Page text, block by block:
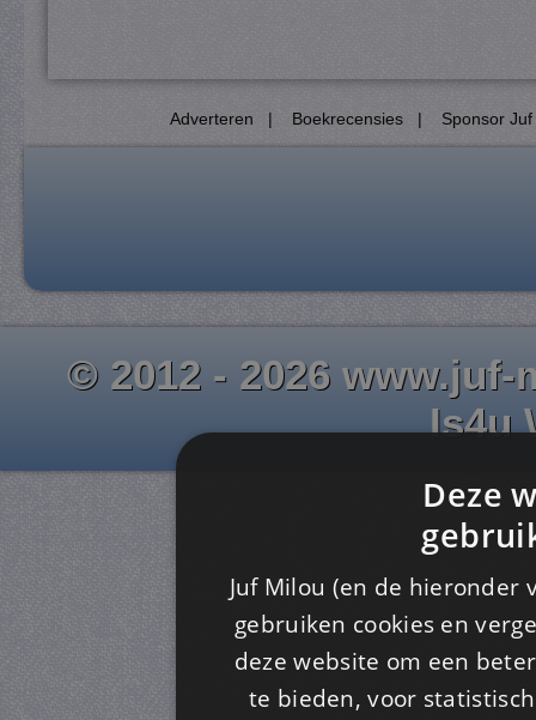
Adverteren | Boekrecensies| Sponsor
© 2012 - 2026
Is4u
Deze
Juf Milou (en de
gebruiken cookies en
deze website om een
te bieden, voor